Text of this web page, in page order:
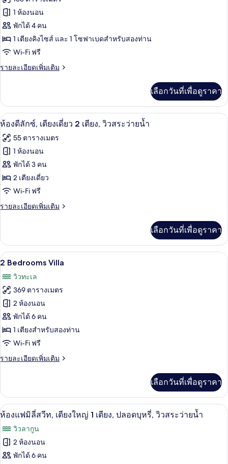
ใช้
สระ
ว่าย
ซ์,
เดี่ยว
2
เตียง,
ใช้
สระ
ทั้งหมด
ของ
วิลล่า,
เตียง
คิง
1
เตียง
และ
โซฟา
เบด
1 ห้องนอน
พักได้ 4 คน
1 เตียงคิงไซส์ และ 1 โซฟาเบดสำหรับสองท่าน
Wi-Fi ฟรี
รายละเอียดเพิ่มเติม
ราย
เกี่ยว
กับ
วิลล่า,
คิง
ไซส์
เตียง
และ
โซฟา
เบด
เลือกวันที่เพื่อดูราคา
เปิด
ภาพถ่าย
ทั้งหมด
ของ
ห้อง
ดี
ลัก
เตียง
เดี่ยว
2
เตียง,
วิว
สระ
ว่าย
น้ำ
สระว่ายน้ำกลางแจ้ง, ร่มริมสระว่ายน้ำ,
7
ห้องดีลักซ์, เตียงเดี่ยว 2 เตียง, วิวสระว่ายน้ำ
55 ตารางเมตร
1 ห้องนอน
พักได้ 3 คน
2 เตียงเดี่ยว
Wi-Fi ฟรี
รายละเอียดเพิ่มเติม
ราย
เกี่ยว
กับ
ห้อง
ลัก
ซ์,
เตียง
เดี่ยว
2
เตียง,
วิว
สระ
น้ำ
เลือกวันที่เพื่อดูราคา
เปิด
ภาพถ่าย
ทั้งหมด
ของ
2
Bedrooms
Villa
2 Bedrooms Villa | เครื่องนอนระดับ
8
2 Bedrooms Villa
วิวทะเล
369 ตารางเมตร
2 ห้องนอน
พักได้ 6 คน
1 เตียงสำหรับสองท่าน
Wi-Fi ฟรี
รายละเอียดเพิ่มเติม
ราย
เกี่ยว
กับ
2
Villa
เลือกวันที่เพื่อดูราคา
เปิด
ภาพถ่าย
ทั้งหมด
ของ
ห้องแฟมิลี่สวีท, เตียงใหญ่ 1 เตียง, ปล
8
ห้องแฟมิลี่สวีท, เตียงใหญ่ 1 เตียง, ปลอดบุหรี่, วิวสระว่ายน้ำ
วิวลากูน
2 ห้องนอน
พักได้ 6 คน